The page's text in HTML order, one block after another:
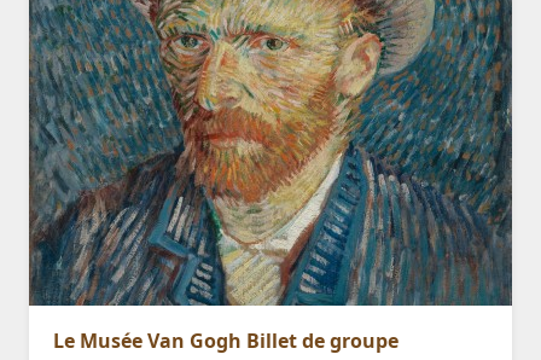
Le Musée Van Gogh Billet de groupe